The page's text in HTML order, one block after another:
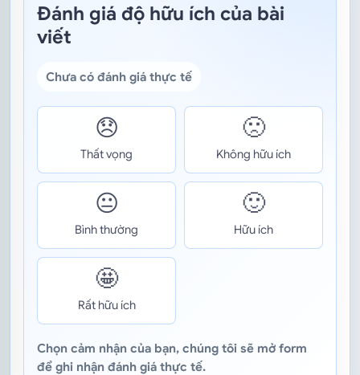
Đánh giá độ hữu ích của bài
viết
Chưa có đánh giá thực tế
😞
Thất vọng
🙁
Không hữu ích
😐
Bình thường
🙂
Hữu ích
🤩
Rất hữu ích
Chọn cảm nhận của bạn, chúng tôi sẽ mở form
để ghi nhận đánh giá thực tế.